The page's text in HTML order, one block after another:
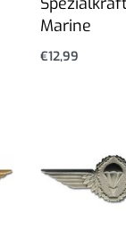
Marine
€12,99